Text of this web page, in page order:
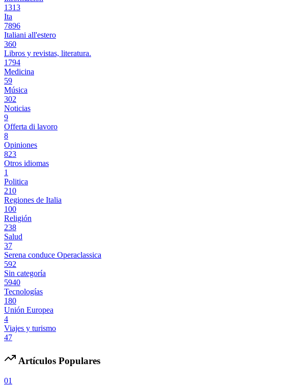
1313
Ita
7896
Italiani all'estero
360
Libros y revistas, literatura.
1794
Medicina
59
Música
302
Noticias
9
Offerta di lavoro
8
Opiniones
823
Otros idiomas
1
Politica
210
Regiones de Italia
100
Religión
238
Salud
37
Serena conduce Operaclassica
592
Sin categoría
5940
Tecnologías
180
Unión Europea
4
Viajes y turismo
47
Artículos Populares
01